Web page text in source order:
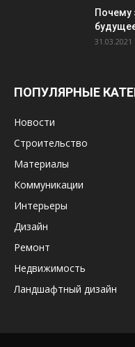
Почему
31.03.2021
ПОПУЛЯРНЫЕ
Новости
Строительство
Материалы
Коммуникации
Интерьеры
Дизайн
Ремонт
Недвижимость
Ландшафтный дизайн